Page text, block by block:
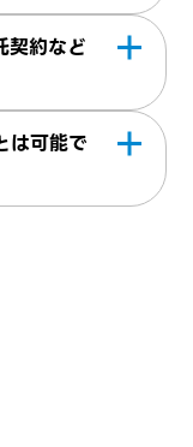
ールなど
すとスム
スタッフ自
れば、事
。
い範囲で
います。
は日雇い派
囲で契約
契約など
託契約、
だいてお
は可能で